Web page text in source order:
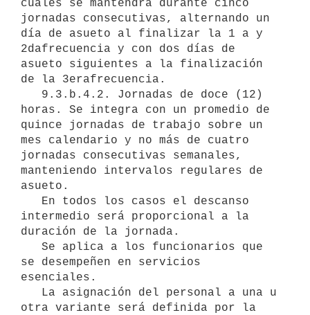
cuales se mantendrá durante cinco
jornadas consecutivas, alternando un
día de asueto al finalizar la 1 a y
2dafrecuencia y con dos días de
asueto siguientes a la finalización
de la 3erafrecuencia.
horas. Se integra con un promedio de
quince jornadas de trabajo sobre un
mes calendario y no más de cuatro
jornadas consecutivas semanales,
manteniendo intervalos regulares de
asueto.
intermedio será proporcional a la
duración de la jornada.
se desempeñen en servicios
esenciales.
otra variante será definida por la